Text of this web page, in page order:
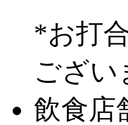
*お打
ござい
飲食店